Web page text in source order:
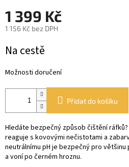
1 399 Kč
1 156 Kč bez DPH
cena:
Na cestě
Možnosti doručení
Přidat do košíku
Hledáte bezpečný způsob čištění ráfků?
reaguje s kovovými nečistotami a
neutrálnímu pH je bezpečný pro
a voní po černém hroznu.